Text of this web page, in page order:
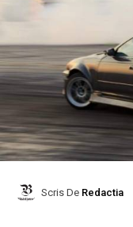
Scris De Redactia